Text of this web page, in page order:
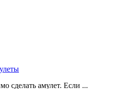
сделать амулет. Если ...